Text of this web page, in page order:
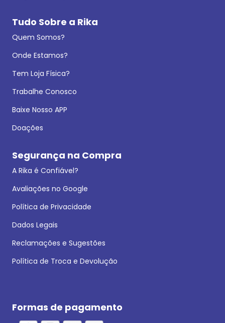
Tudo Sobre a Rika
Quem Somos?
Onde Estamos?
Tem Loja Física?
Trabalhe Conosco
Baixe Nosso APP
Doações
Segurança na Compra
A Rika é Confiável?
Avaliações no Google
Política de Privacidade
Dados Legais
Reclamações e Sugestões
Política de Troca e Devolução
Formas de pagamento